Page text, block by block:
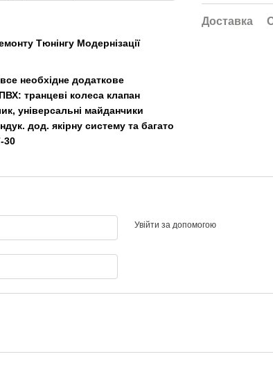
Тюнінгу Модернізації
необхідне додаткове
транцеві колеса клапан
універсальні майданчики
дод. якірну систему та багато
30
Доставка
Увійти за допомогою